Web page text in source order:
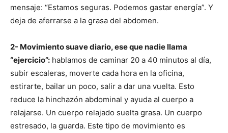
mensaje: “Estamos seguras. Podemos gastar energía”. Y
deja de aferrarse a la grasa del abdomen.
2- Movimiento suave diario, ese que nadie llama
“ejercicio”: hablamos de caminar 20 a 40 minutos al día,
subir escaleras, moverte cada hora en la oficina,
estirarte, bailar un poco, salir a dar una vuelta. Esto
reduce la hinchazón abdominal y ayuda al cuerpo a
relajarse. Un cuerpo relajado suelta grasa. Un cuerpo
estresado, la guarda. Este tipo de movimiento es